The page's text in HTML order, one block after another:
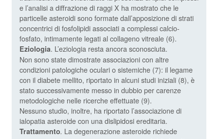
e l’analisi a diffrazione di raggi X ha mostrato che le
particelle asteroidi sono formate dall’apposizione di strati
concentrici di fosfolipidi associati a complessi calcio-
fosfato, intimamente legati al collageno vitreale (6).
Eziologia. L’eziologia resta ancora sconosciuta.
Non sono state dimostrate associazioni con altre
condizioni patologiche oculari o sistemiche (7): il legame
con il diabete mellito, riportato in alcuni studi iniziali (8), è
stato successivamente messo in dubbio per carenze
metodologiche nelle ricerche effettuate (9).
Nessuno studio, inoltre, ha riportato l’associazione di
ialopatia asteroide con una dislipidosi ereditaria.
Trattamento. La degenerazione asteroide richiede